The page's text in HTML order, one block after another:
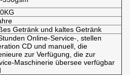
Getränk und kaltes Getränk
Online-Service-, stellen
CD und manuell, die
zur Verfügung, die zur
Maschinerie übersee verfügbar